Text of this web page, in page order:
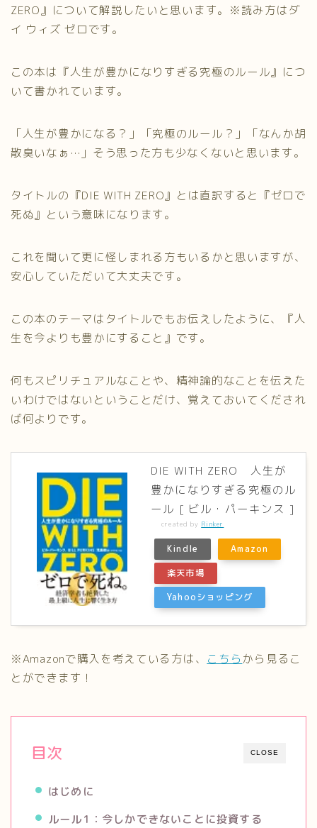
ZERO』について解説したいと思います。※読み方はダ
イ ウィズ ゼロです。
この本は『人生が豊かになりすぎる究極のルール』につ
いて書かれています。
「人生が豊かになる？」「究極のルール？」「なんか胡
散臭いなぁ…」そう思った方も少なくないと思います。
タイトルの『DIE WITH ZERO』とは直訳すると『ゼロで
死ぬ』という意味になります。
これを聞いて更に怪しまれる方もいるかと思いますが、
安心していただいて大丈夫です。
この本のテーマはタイトルでもお伝えしたように、『人
生を今よりも豊かにすること』です。
何もスピリチュアルなことや、精神論的なことを伝えた
いわけではないということだけ、覚えておいてくだされ
ば何よりです。
DIE WITH ZERO 人生が
豊かになりすぎる究極のル
ール [ ビル・パーキンス ]
created by Rinker
Kindle
Amazon
楽天市場
Yahooショッピング
※Amazonで購入を考えている方は、 こちら から見るこ
とができます！
CLOSE
目次
はじめに
ルール1：今しかできないことに投資する